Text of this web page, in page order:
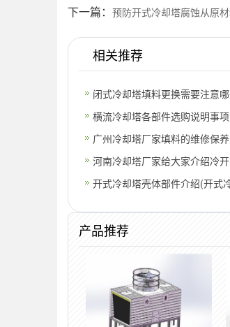
下一篇： 预防开式冷却塔腐蚀从原
相关推荐
闭式冷却塔填料更换需要注意
更换)
横流冷却塔各部件选购说明事
广州冷却塔厂家填料的维修保
话
河南冷却塔厂家给大家介绍冷
闭
开式冷却塔壳体部件介绍(开式
产品推荐